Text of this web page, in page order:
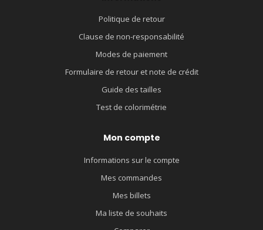
Politique de retour
Clause de non-responsabilité
Modes de paiement
Formulaire de retour et note de crédit
Guide des tailles
Test de colorimétrie
Mon compte
Informations sur le compte
Mes commandes
Mes billets
Ma liste de souhaits